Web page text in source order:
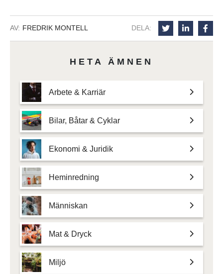
AV: FREDRIK MONTELL DELA:
HETA ÄMNEN
Arbete & Karriär
Bilar, Båtar & Cyklar
Ekonomi & Juridik
Heminredning
Människan
Mat & Dryck
Miljö